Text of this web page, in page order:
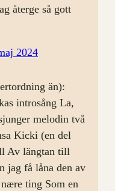
återge så gott
2024
än):
introsång La,
melodin två
Kicki (en del
Av längtan till
jag få låna den av
ting Som en